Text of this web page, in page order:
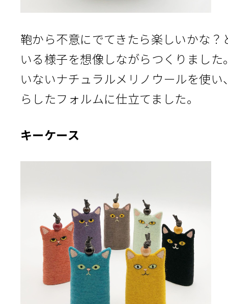
鞄から不意にでてきたら楽しいかな？
いる様子を想像しながらつくりました
いないナチュラルメリノウールを使い
らしたフォルムに仕立てました。
キーケース